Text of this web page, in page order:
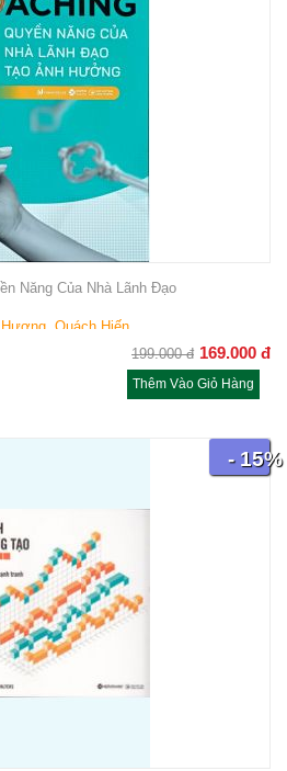
Năng Của Nhà Lãnh Đạo
Quách Hiến
199.000 đ 169.000 đ
Thêm Vào Giỏ Hàng
- 15%